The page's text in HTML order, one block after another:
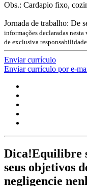
Obs.: Cardapio fixo,
Jornada de trabalho: De
informações declaradas
de exclusiva
Enviar currículo
Enviar currículo por e-
Dica!Equilibre
seus objetivos
negligencie